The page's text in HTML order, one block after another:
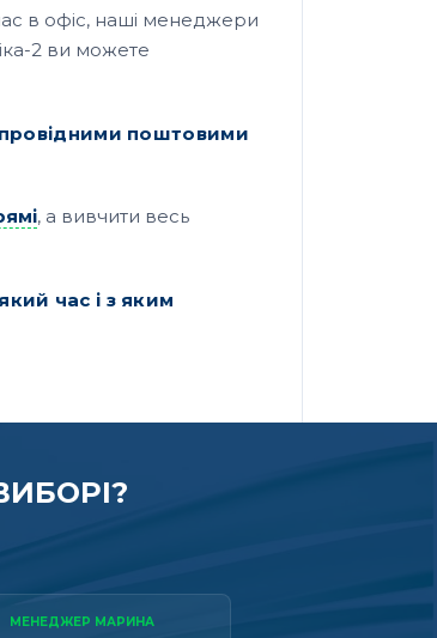
в офіс, наші менеджери
2 ви можете
провідними поштовими
, а вивчити весь
час і з яким
МЕНЕДЖЕР МАРИНА